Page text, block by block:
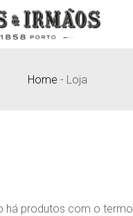
Home - Loja
há produtos com o termo